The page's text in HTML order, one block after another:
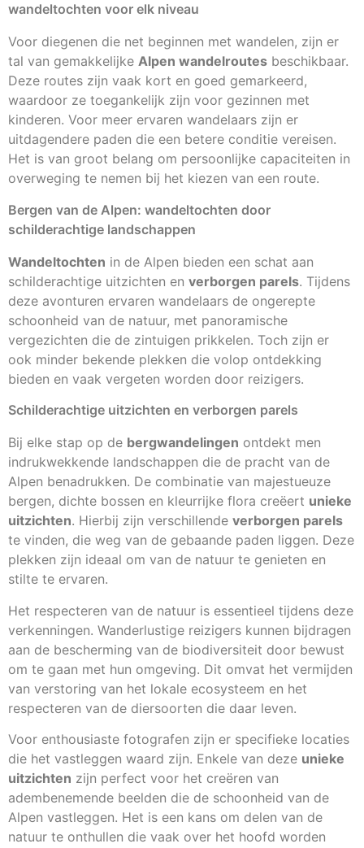
wandeltochten voor elk niveau
Voor diegenen die net beginnen met wandelen, zijn er
tal van gemakkelijke Alpen wandelroutes beschikbaar.
Deze routes zijn vaak kort en goed gemarkeerd,
waardoor ze toegankelijk zijn voor gezinnen met
kinderen. Voor meer ervaren wandelaars zijn er
uitdagendere paden die een betere conditie vereisen.
Het is van groot belang om persoonlijke capaciteiten in
overweging te nemen bij het kiezen van een route.
Bergen van de Alpen: wandeltochten door
schilderachtige landschappen
Wandeltochten in de Alpen bieden een schat aan
schilderachtige uitzichten en verborgen parels. Tijdens
deze avonturen ervaren wandelaars de ongerepte
schoonheid van de natuur, met panoramische
vergezichten die de zintuigen prikkelen. Toch zijn er
ook minder bekende plekken die volop ontdekking
bieden en vaak vergeten worden door reizigers.
Schilderachtige uitzichten en verborgen parels
Bij elke stap op de bergwandelingen ontdekt men
indrukwekkende landschappen die de pracht van de
Alpen benadrukken. De combinatie van majestueuze
bergen, dichte bossen en kleurrijke flora creëert unieke
uitzichten. Hierbij zijn verschillende verborgen parels
te vinden, die weg van de gebaande paden liggen. Deze
plekken zijn ideaal om van de natuur te genieten en
stilte te ervaren.
Het respecteren van de natuur is essentieel tijdens deze
verkenningen. Wanderlustige reizigers kunnen bijdragen
aan de bescherming van de biodiversiteit door bewust
om te gaan met hun omgeving. Dit omvat het vermijden
van verstoring van het lokale ecosysteem en het
respecteren van de diersoorten die daar leven.
Voor enthousiaste fotografen zijn er specifieke locaties
die het vastleggen waard zijn. Enkele van deze unieke
uitzichten zijn perfect voor het creëren van
adembenemende beelden die de schoonheid van de
Alpen vastleggen. Het is een kans om delen van de
natuur te onthullen die vaak over het hoofd worden